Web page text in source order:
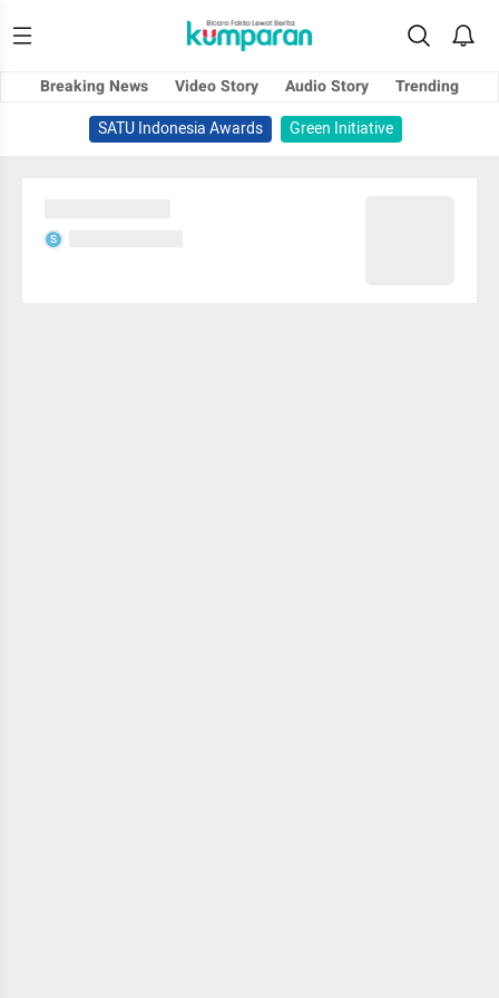
Breaking News Video Story Audio Story
Trending
SATU Indonesia Awards
Green Initiative
S